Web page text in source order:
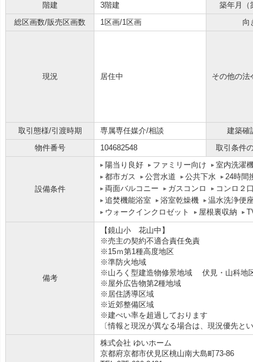
階建
3階建 築年月（
総区画数/販売区画数
1区画/1区画 向
現況 居住中 その他の法
取引態様/引渡時期
専属専任媒介/相談 建築確
物件番号
104682548 取引条件
設備条件
陽当り良好 ファミリー向け 室内洗濯
都市ガス
公営水道 公共下水 24時間
両面バルコニー
ガスコンロ コンロ２
追焚機能浴室
浴室乾燥機 温水洗浄便
ウォークインクロゼット
屋根裏収納
備考
【鏡山小 花山中】
※売主の契約不適合責任免責
※15ｍ第1種高度地区
※準防火地域
※山ろく型建造物修景地域 伏見・山科地
※屋外広告物第2種地域
※居住誘導区域
※近郊整備区域
※建ぺい率を超過しております
〔情報と現況が異なる場合は、現況優先と
株式会社 ゆいホーム
京都府京都市伏見区桃山南大島町73-86